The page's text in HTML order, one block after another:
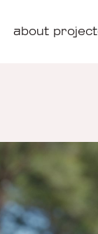
about project